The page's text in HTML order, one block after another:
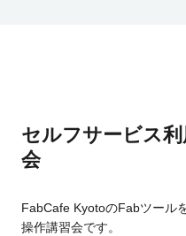
セルフサービス
会
FabCafe KyotoのFabツール
操作講習会です。